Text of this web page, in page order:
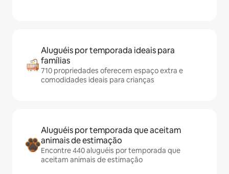
Aluguéis por temporada ideais para
famílias
710 propriedades oferecem espaço extra e
comodidades ideais para crianças
Aluguéis por temporada que aceitam
animais de estimação
Encontre 440 aluguéis por temporada que
aceitam animais de estimação